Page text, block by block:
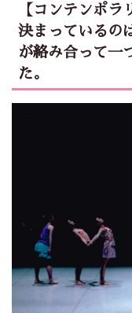
【コンテンポラ
決まっているの
が絡み合って一
た。